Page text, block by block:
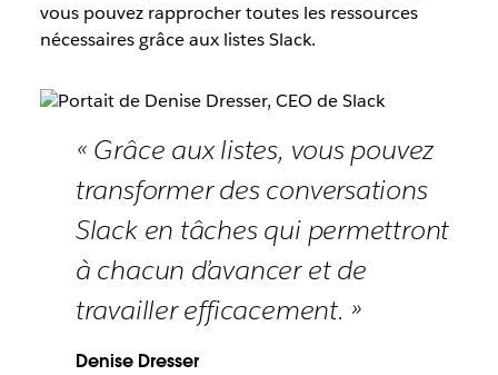
vous pouvez rapprocher toutes les ressources
nécessaires grâce aux listes Slack.
« Grâce aux listes, vous pouvez
transformer des conversations
Slack en tâches qui permettront
à chacun d’avancer et de
travailler efficacement. »
Denise Dresser